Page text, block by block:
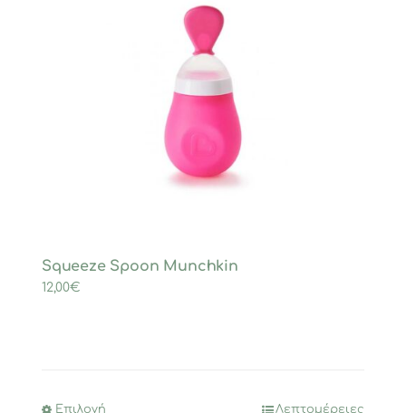
Squeeze Spoon Munchkin
12,00€
Επιλογή Λεπτομέρειες